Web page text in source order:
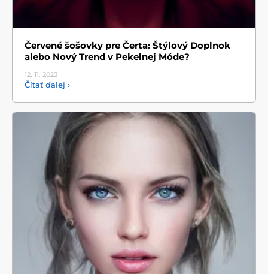
Červené šošovky pre Čerta: Štýlový Doplnok
alebo Nový Trend v Pekelnej Móde?
12. 11. 2023
Čítať ďalej ›